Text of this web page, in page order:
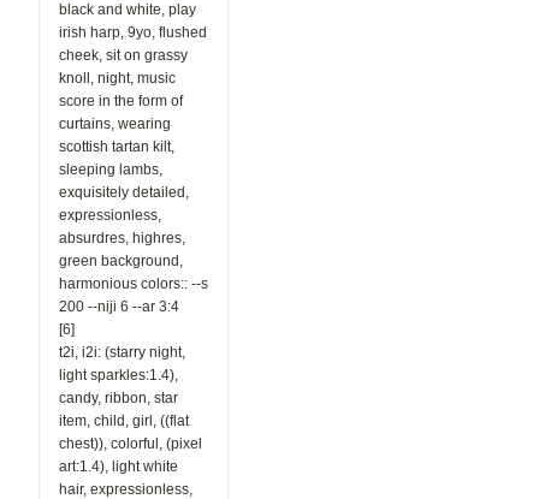
black and white, play
irish harp, 9yo, flushed
cheek, sit on grassy
knoll, night, music
score in the form of
curtains, wearing
scottish tartan kilt,
sleeping lambs,
exquisitely detailed,
expressionless,
absurdres, highres,
green background,
harmonious colors:: --s
200 --niji 6 --ar 3:4
[6]
t2i, i2i: (starry night,
light sparkles:1.4),
candy, ribbon, star
item, child, girl, ((flat
chest)), colorful, (pixel
art:1.4), light white
hair, expressionless,